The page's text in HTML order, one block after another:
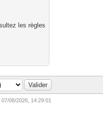
les règles
07/08/2026, 14:29:01